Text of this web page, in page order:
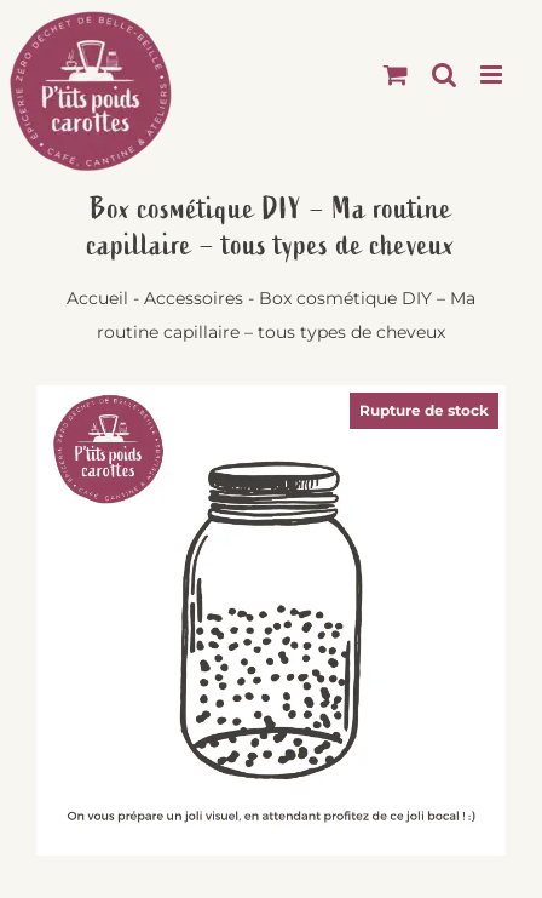
Passer
au
contenu
Box cosmétique DIY – Ma routine
capillaire – tous types de cheveux
Accueil - Accessoires - Box cosmétique DIY – Ma
routine capillaire – tous types de cheveux
Rupture de stock